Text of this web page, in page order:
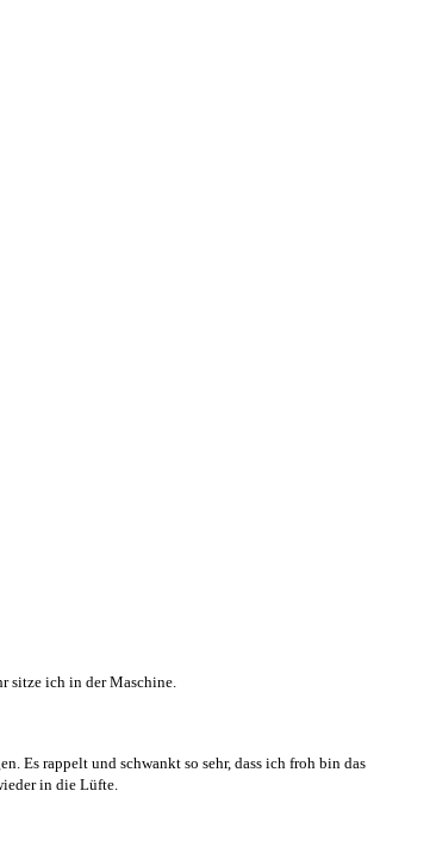
sitze ich in der Maschine.
Es rappelt und schwankt so sehr, dass ich froh bin das
in die Lüfte.